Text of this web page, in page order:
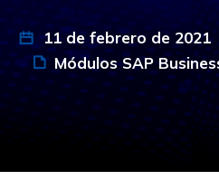
11 de febrero de 2021
Módulos SAP